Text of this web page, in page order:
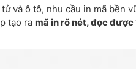
và ô tô, nhu cầu in mã bền
tạo ra mã in rõ nét, đọc